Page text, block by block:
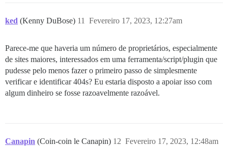
ked (Kenny DuBose) Fevereiro 17, 2023, 12:27am
11
Parece-me que haveria um número de proprietários, especialmente
de sites maiores, interessados em uma ferramenta/script/plugin que
pudesse pelo menos fazer o primeiro passo de simplesmente
verificar e identificar 404s? Eu estaria disposto a apoiar isso com
algum dinheiro se fosse razoavelmente razoável.
Canapin (Coin-coin le Canapin) Fevereiro 17, 2023, 12:48am
12